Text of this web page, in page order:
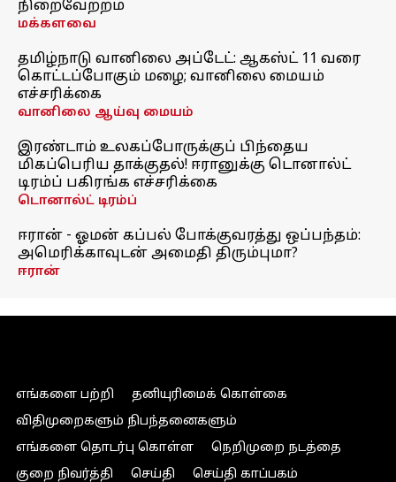
நிறைவேற்றம்
மக்களவை
தமிழ்நாடு வானிலை அப்டேட்: ஆகஸ்ட் 11 வரை
கொட்டப்போகும் மழை; வானிலை மையம்
எச்சரிக்கை
வானிலை ஆய்வு மையம்
இரண்டாம் உலகப்போருக்குப் பிந்தைய
மிகப்பெரிய தாக்குதல்! ஈரானுக்கு டொனால்ட்
டிரம்ப் பகிரங்க எச்சரிக்கை
டொனால்ட் டிரம்ப்
ஈரான் - ஓமன் கப்பல் போக்குவரத்து ஒப்பந்தம்:
அமெரிக்காவுடன் அமைதி திரும்புமா?
ஈரான்
எங்களை பற்றி
தனியுரிமைக் கொள்கை
விதிமுறைகளும் நிபந்தனைகளும்
எங்களை தொடர்பு கொள்ள
நெறிமுறை நடத்தை
குறை நிவர்த்தி
செய்தி செய்தி காப்பகம்